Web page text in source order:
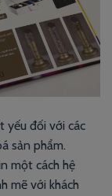
yếu đối với các
sản phẩm.
một cách hệ
mẽ với khách